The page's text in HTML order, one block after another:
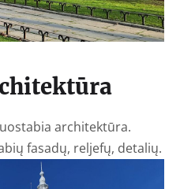
architektūra.
fasadų, reljefų, detalių.